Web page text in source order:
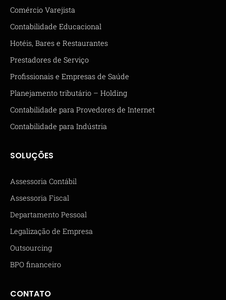
Comércio Varejista
Contabilidade Educacional
Hotéis, Bares e Restaurantes
Prestadores de Serviço
Profissionais e Empresas de Saúde
Planejamento tributário – Holding
Contabilidade para Provedores de Internet
Contabilidade para Indústria
SOLUÇÕES
Assessoria Contábil
Assessoria Fiscal
Departamento Pessoal
Legalização de Empresa
Outsourcing
BPO financeiro
CONTATO